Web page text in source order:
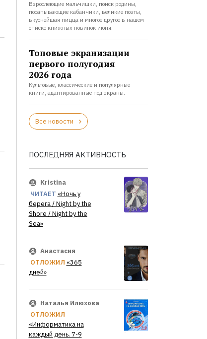
Взрослеющие мальчишки, поиск родины,
посапывающие кабанчики, великие поэты,
вкуснейшая пицца и многое другое в нашем
списке книжных новинок июня.
Топовые экранизации
первого полугодия
2026 года
Культовые, классические и популярные
книги, адаптированные под экраны.
Все новости
ПОСЛЕДНЯЯ АКТИВНОСТЬ
Kristina
ЧИТАЕТ «Ночь у
берега / Night by the
Shore / Night by the
Sea»
Анастасия
ОТЛОЖИЛ «365
дней»
Наталья Илюхова
ОТЛОЖИЛ
«Информатика на
каждый день. 7-9